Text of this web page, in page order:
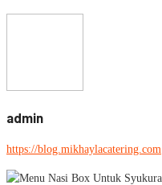
admin
https://blog.mikhaylacatering.com